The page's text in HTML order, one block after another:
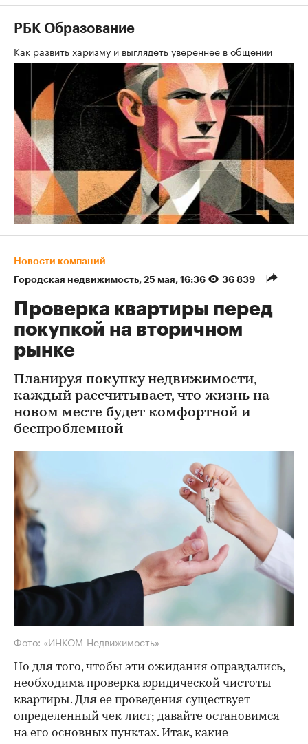
РБК Образование
Как развить харизму и выглядеть увереннее в общении
Новости компаний
Городская недвижимость⁠, 25 мая, 16:36 36 839
Проверка квартиры перед
покупкой на вторичном
рынке
Планируя покупку недвижимости,
каждый рассчитывает, что жизнь на
новом месте будет комфортной и
беспроблемной
Фото: «ИНКОМ-Недвижимость»
Но для того, чтобы эти ожидания оправдались,
необходима проверка юридической чистоты
квартиры. Для ее проведения существует
определенный чек-лист; давайте остановимся
на его основных пунктах. Итак, какие